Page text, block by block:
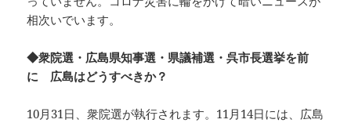
相次いでいます。
◆衆院選・広島県知事選・県議補選・呉市長選挙を前
に 広島はどうすべきか？
10月31日、衆院選が執行されます。11月14日には、広島